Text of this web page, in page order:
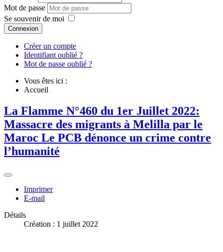
Mot de passe
Se souvenir de moi
Connexion
Créer un compte
Identifiant oublié ?
Mot de passe oublié ?
Vous êtes ici :
Accueil
La Flamme N°460 du 1er Juillet 2022:
Massacre des migrants à Melilla par le
Maroc Le PCB dénonce un crime contre
l’humanité
Imprimer
E-mail
Détails
Création : 1 juillet 2022